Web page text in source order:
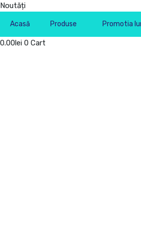
Noutăți
Acasă Produse Promotia
0.00lei 0 Cart